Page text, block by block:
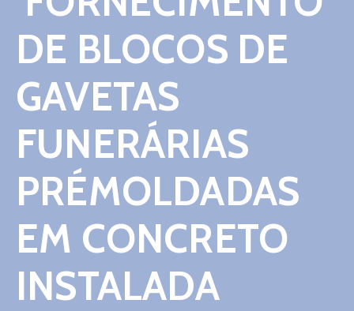
DE BLOCOS DE
GAVETAS
FUNERÁRIAS
PRÉMOLDADAS
EM CONCRETO
INSTALADA